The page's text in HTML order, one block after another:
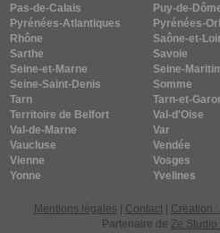
Pas-de-Calais
Puy-de-
Pyrénées-Atlantiques
Pyrénées-
Rhône
Saône-et-
Sarthe
Savoie
Seine-et-Marne
Seine-
Seine-Saint-Denis
Somme
Tarn
Tarn-et-
Territoire de Belfort
Val-d'Oise
Val-de-Marne
Var
Vaucluse
Vendée
Vienne
Vosges
Yonne
Yvelines
Mentions légales Contact|
Création
Partenaire de Ze